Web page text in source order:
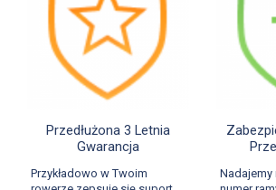
Szybki podgląd
Przedłużona 3 Letnia
Gwarancja
Przykładowo w Twoim

Nadajemy